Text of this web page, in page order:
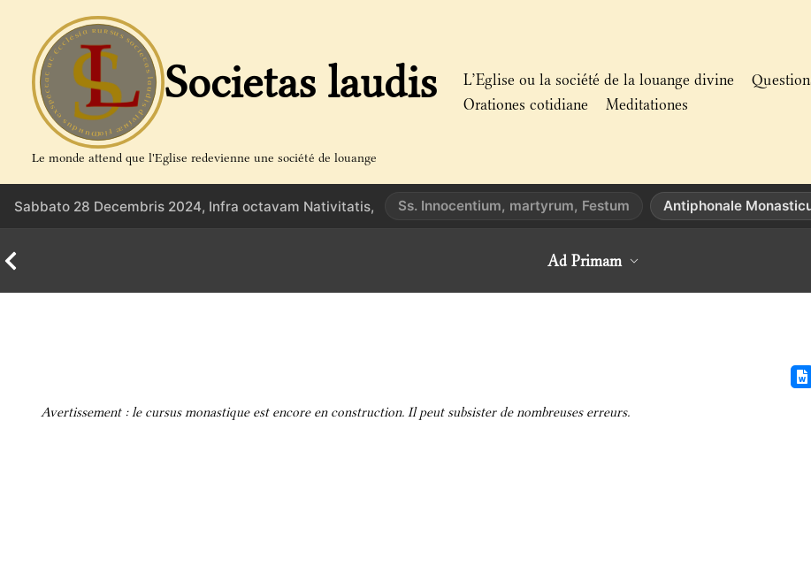
contenu
Societas laudis
Le monde attend que l'Eglise redevienne une société de louange
L’Eglise ou la société de la louange divine
Orationes cotidiane
Meditationes
Sabbato 28 Decembris 2024, Infra octavam Nativitatis, Ss. Innocentium, martyrum, Festum Antiphonale
Ad Primam
Avertissement : le cursus monastique est encore en construction. Il peut subsister de nombreuses erreurs.